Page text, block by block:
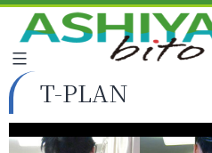
T-PLAN